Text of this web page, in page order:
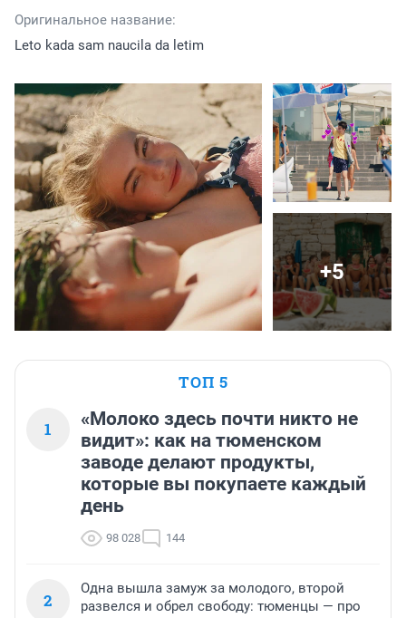
Оригинальное название:
Leto kada sam naucila da letim
+5
ТОП 5
1
«Молоко здесь почти никто не
видит»: как на тюменском
заводе делают продукты,
которые вы покупаете каждый
день
98 028 144
2
Одна вышла замуж за молодого, второй
развелся и обрел свободу: тюменцы — про